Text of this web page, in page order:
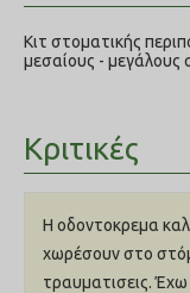
Κιτ στοματικής
μεσαίους - μεγάλους
Κριτικές
Η οδοντοκρεμα
χωρέσουν στο
τραυματισεις. Έχω